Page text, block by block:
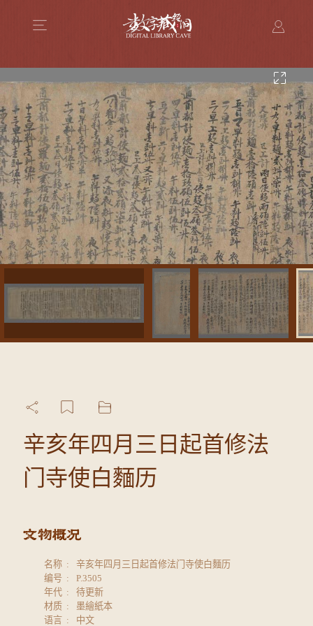
辛亥年四月三日起首修法
门寺使白麵历
名称
辛亥年四月三日起首修法门寺使白麵历
编号
P.3505
年代
待更新
材质
墨繪紙本
语言
中文